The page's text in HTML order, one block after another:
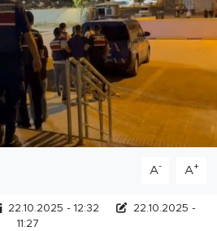
A- A+
22.10.2025 - 12:32
22.10.2025 -
11:27